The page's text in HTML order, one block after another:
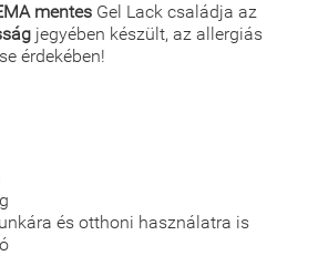
mentes Gel Lack családja az
jegyében készült, az allergiás
érdekében!
és otthoni használatra is